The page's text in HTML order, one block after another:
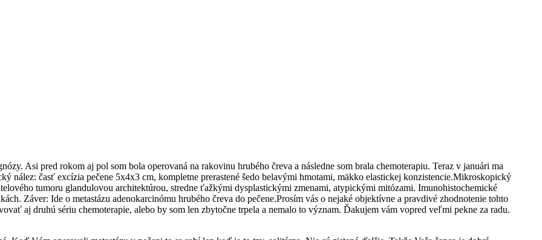
Asi pred rokom aj pol som bola operovaná na rakovinu hrubého čreva a následne som brala chemoterapiu. Teraz v januári ma
nález: časť excízia pečene 5x4x3 cm, kompletne prerastené šedo belavými hmotami, mäkko elastickej konzistencie.Mikroskopický
tumoru glandulovou architektúrou, stredne ťažkými dysplastickými zmenami, atypickými mitózami. Imunohistochemické
Záver: Ide o metastázu adenokarcinómu hrubého čreva do pečene.Prosím vás o nejaké objektívne a pravdivé zhodnotenie tohto
aj druhú sériu chemoterapie, alebo by som len zbytočne trpela a nemalo to význam. Ďakujem vám vopred veľmi pekne za radu.